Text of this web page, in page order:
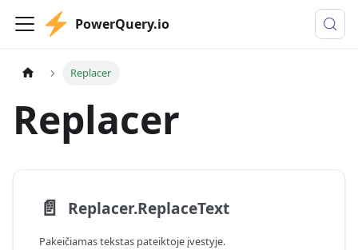
PowerQuery.io
Replacer
Replacer
📄️ Replacer.ReplaceText
Pakeičiamas tekstas pateiktoje įvestyje.